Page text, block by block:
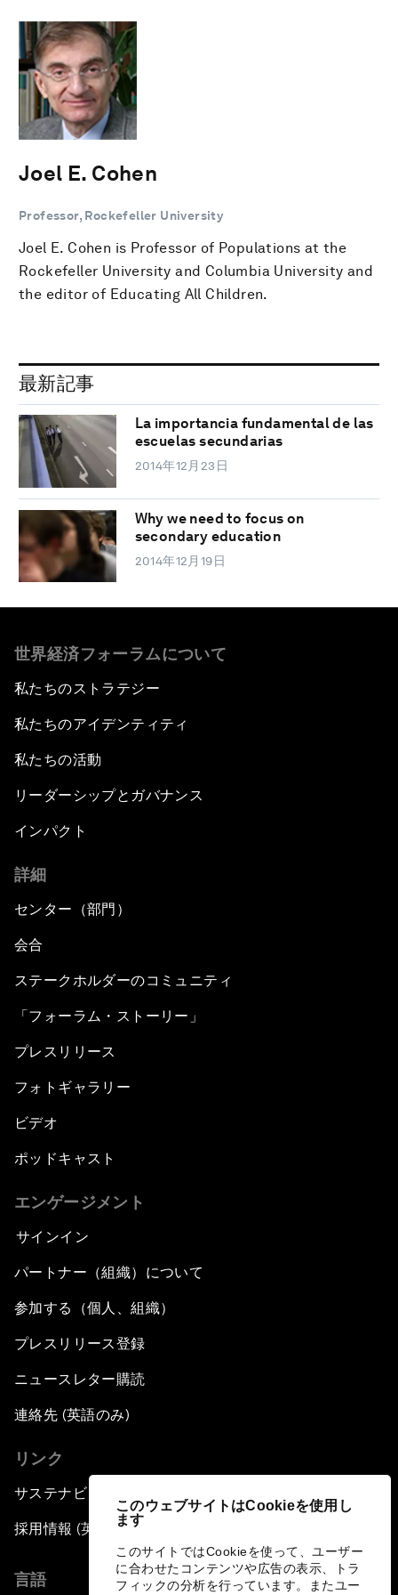
このウェブサイトはCookieを使用し
ます
このサイトではCookieを使って、ユーザー
に合わせたコンテンツや広告の表示、トラ
フィックの分析を行っています。またユー
Joel E. Cohen
Professor, Rockefeller University
Joel E. Cohen is Professor of Populations at the
Rockefeller University and Columbia University and
the editor of Educating All Children.
最新記事
La importancia fundamental de las
escuelas secundarias
2014年12月23日
Why we need to focus on
secondary education
2014年12月19日
世界経済フォーラムについて
私たちのストラテジー
私たちのアイデンティティ
私たちの活動
リーダーシップとガバナンス
インパクト
詳細
センター（部門）
会合
ステークホルダーのコミュニティ
「フォーラム・ストーリー」
プレスリリース
フォトギャラリー
ビデオ
ポッドキャスト
エンゲージメント
サインイン
パートナー（組織）について
参加する（個人、組織）
プレスリリース登録
ニュースレター購読
連絡先 (英語のみ)
リンク
サステナビリティへの取り組み
採用情報 (英語のみ)
言語